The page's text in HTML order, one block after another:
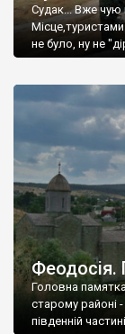
Судак... Вже чую
не було, ну не
Феодосія.
Головна
старому районі
південній